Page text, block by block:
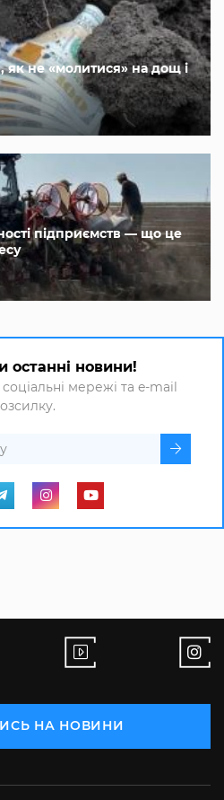
не «молитися» на дощ і
підприємств — що це
останні новини!
мережі та e-mail
НА НОВИНИ